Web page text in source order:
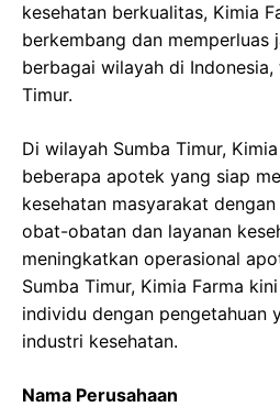
kesehatan berkualitas, Kimia
berkembang dan memperluas
berbagai wilayah di Indonesia,
Timur.
Di wilayah Sumba Timur,
beberapa apotek yang siap
kesehatan masyarakat
obat-obatan dan layanan
meningkatkan operasional
Sumba Timur, Kimia Farma
individu dengan pengetahuan
industri kesehatan.
Nama Perusahaan